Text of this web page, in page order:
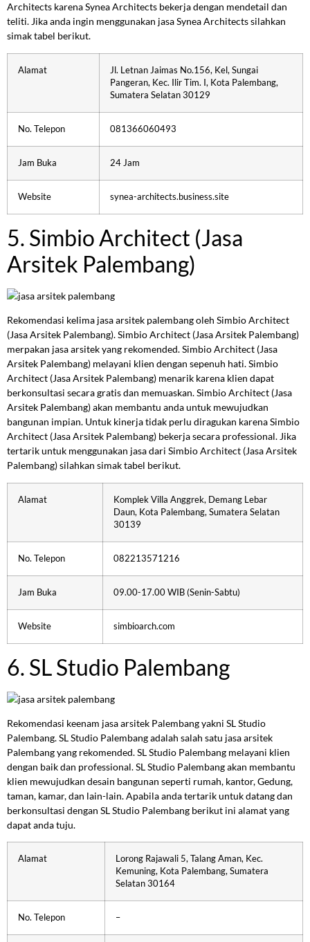
Architects karena Synea Architects bekerja dengan mendetail dan
teliti. Jika anda ingin menggunakan jasa Synea Architects silahkan
simak tabel berikut.
Alamat
Jl. Letnan Jaimas No.156, Kel, Sungai
Pangeran, Kec. Ilir Tim. I, Kota Palembang,
Sumatera Selatan 30129
No. Telepon 081366060493
Jam Buka 24 Jam
Website synea-architects.business.site
5. Simbio Architect (Jasa
Arsitek Palembang)
Rekomendasi kelima jasa arsitek palembang oleh Simbio Architect
(Jasa Arsitek Palembang). Simbio Architect (Jasa Arsitek Palembang)
merpakan jasa arsitek yang rekomended. Simbio Architect (Jasa
Arsitek Palembang) melayani klien dengan sepenuh hati. Simbio
Architect (Jasa Arsitek Palembang) menarik karena klien dapat
berkonsultasi secara gratis dan memuaskan. Simbio Architect (Jasa
Arsitek Palembang) akan membantu anda untuk mewujudkan
bangunan impian. Untuk kinerja tidak perlu diragukan karena Simbio
Architect (Jasa Arsitek Palembang) bekerja secara professional. Jika
tertarik untuk menggunakan jasa dari Simbio Architect (Jasa Arsitek
Palembang) silahkan simak tabel berikut.
Alamat
Komplek Villa Anggrek, Demang Lebar
Daun, Kota Palembang, Sumatera Selatan
30139
No. Telepon 082213571216
Jam Buka 09.00-17.00 WIB (Senin-Sabtu)
Website simbioarch.com
6. SL Studio Palembang
Rekomendasi keenam jasa arsitek Palembang yakni SL Studio
Palembang. SL Studio Palembang adalah salah satu jasa arsitek
Palembang yang rekomended. SL Studio Palembang melayani klien
dengan baik dan professional. SL Studio Palembang akan membantu
klien mewujudkan desain bangunan seperti rumah, kantor, Gedung,
taman, kamar, dan lain-lain. Apabila anda tertarik untuk datang dan
berkonsultasi dengan SL Studio Palembang berikut ini alamat yang
dapat anda tuju.
Alamat
Lorong Rajawali 5, Talang Aman, Kec.
Kemuning, Kota Palembang, Sumatera
Selatan 30164
No. Telepon –